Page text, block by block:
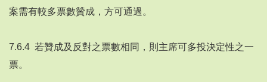
案需有較多票數贊成，方可通過。
7.6.4 若贊成及反對之票數相同，則主席可多投決定性之一
票。